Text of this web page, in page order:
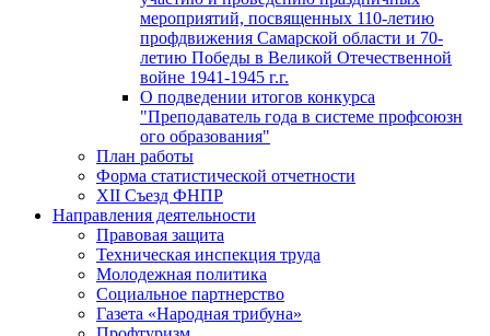
мероприятий, посвященных 110-летию
профдвижения Самарской области и 70-
летию Победы в Великой Отечественной
войне 1941-1945 г.г.
О подведении итогов конкурса
"Преподаватель года в системе профсоюзн
ого образования"
План работы
Форма статистической отчетности
XII Съезд ФНПР
Направления деятельности
Правовая защита
Техническая инспекция труда
Молодежная политика
Социальное партнерство
Газета «Народная трибуна»